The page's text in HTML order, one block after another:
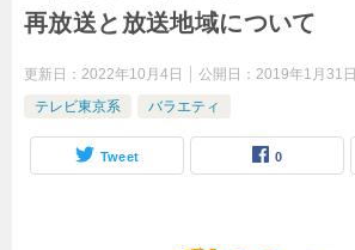
再放送と放送地域について
更新日： 2022年10月4日 公開日： 2019年1月31日
テレビ東京系
バラエティ
Tweet 0